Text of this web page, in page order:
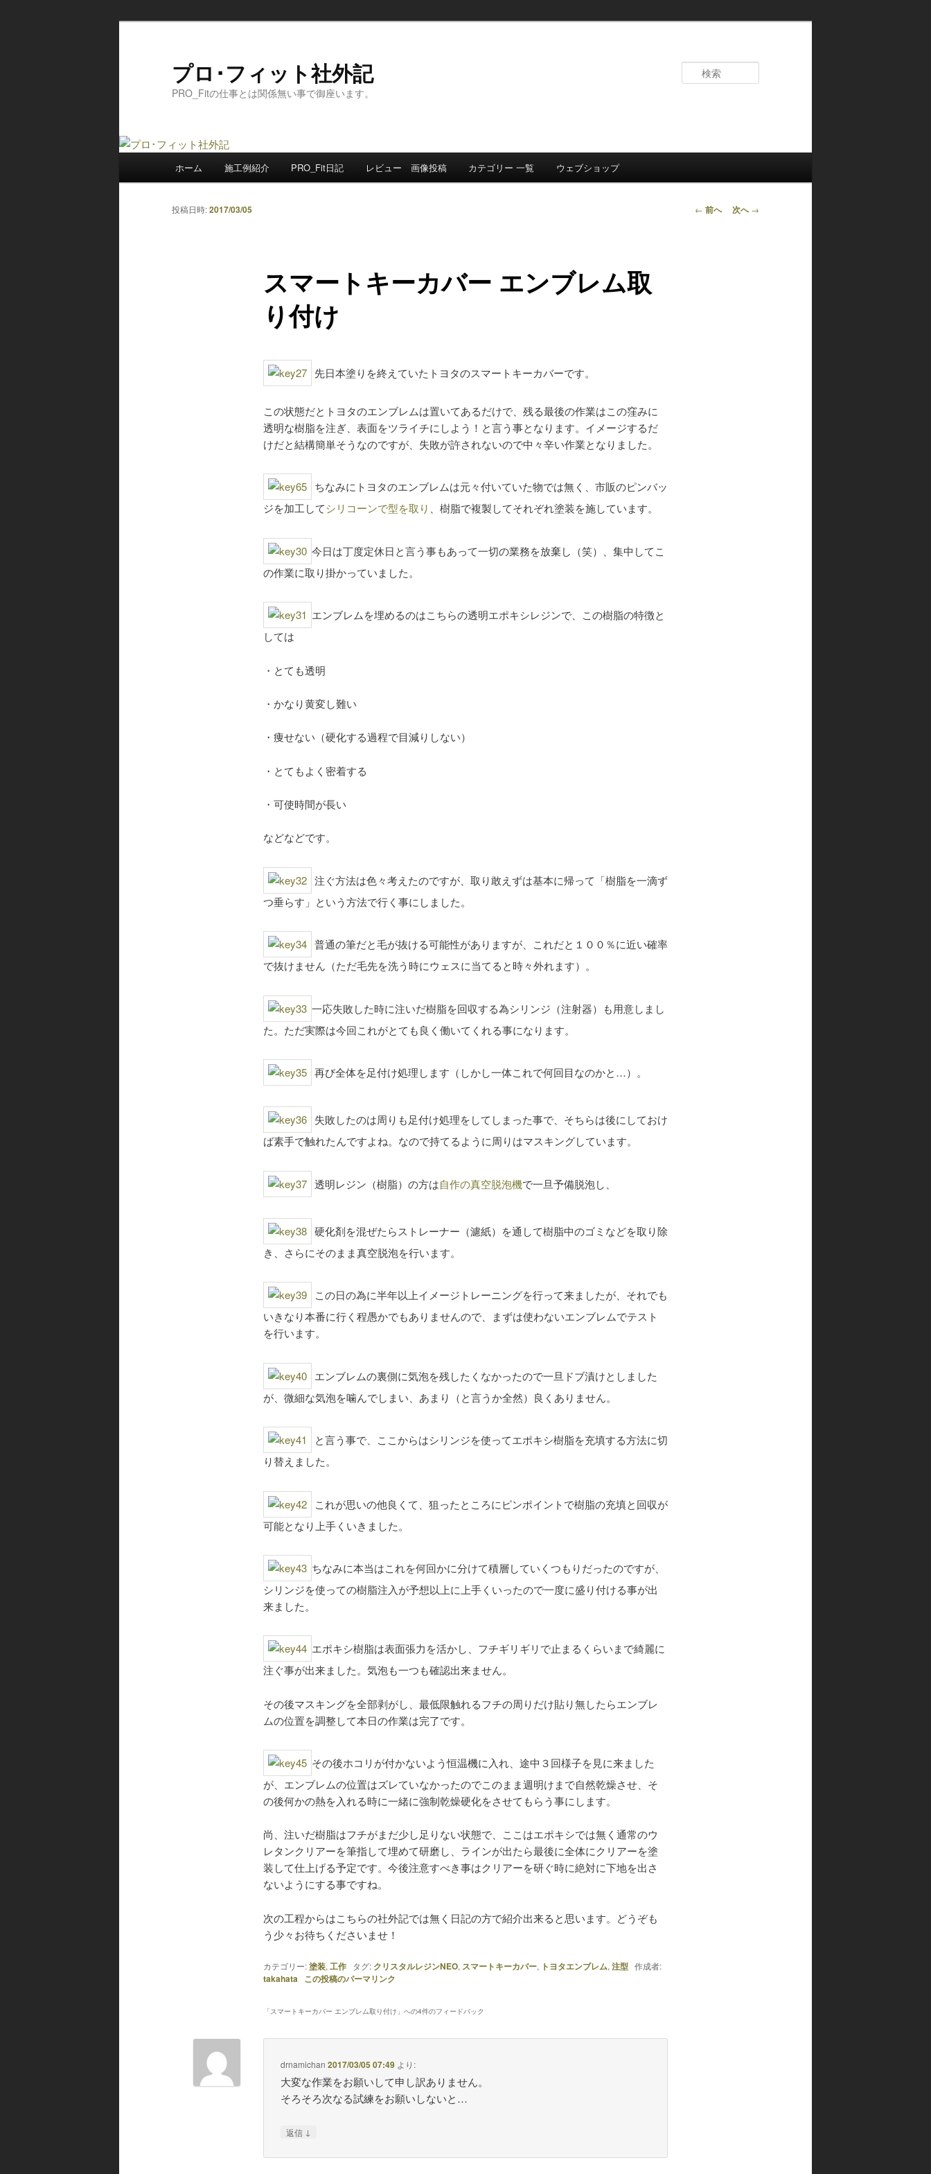
プロ･フィット社外記
PRO_Fitの仕事とは関係無い事で御座います。
ホーム 施工例紹介 PRO_Fit日記 レビュー 画像投稿 カテゴリー 一覧 ウェブショップ
投
← 前へ 次へ→
スマートキーカバー エンブレム取
り付け
投稿日時:2017/03/05
先日本塗りを終えていたトヨタのスマートキーカバーです。
この状態だとトヨタのエンブレムは置いてあるだけで、残る最後の作業はこの窪みに
透明な樹脂を注ぎ、表面をツライチにしよう！と言う事となります。イメージするだ
けだと結構簡単そうなのですが、失敗が許されないので中々辛い作業となりました。
ちなみにトヨタのエンブレムは元々付いていた物では無く、市販のピンバッ
ジを加工してシリコーンで型を取り 、樹脂で複製してそれぞれ塗装を施しています。
今日は丁度定休日と言う事もあって一切の業務を放棄し（笑）、集中してこ
の作業に取り掛かっていました。
エンブレムを埋めるのはこちらの透明エポキシレジンで、この樹脂の特徴と
しては
・とても透明
・かなり黄変し難い
・痩せない（硬化する過程で目減りしない）
・とてもよく密着する
・可使時間が長い
などなどです。
注ぐ方法は色々考えたのですが、取り敢えずは基本に帰って「樹脂を一滴ず
つ垂らす」という方法で行く事にしました。
普通の筆だと毛が抜ける可能性がありますが、これだと１００％に近い確率
で抜けません（ただ毛先を洗う時にウェスに当てると時々外れます）。
一応失敗した時に注いだ樹脂を回収する為シリンジ（注射器）も用意しまし
た。ただ実際は今回これがとても良く働いてくれる事になります。
再び全体を足付け処理します（しかし一体これで何回目なのかと…）。
失敗したのは周りも足付け処理をしてしまった事で、そちらは後にしておけ
ば素手で触れたんですよね。なので持てるように周りはマスキングしています。
透明レジン（樹脂）の方は自作の真空脱泡機で一旦予備脱泡し、
硬化剤を混ぜたらストレーナー（濾紙）を通して樹脂中のゴミなどを取り除
き、さらにそのまま真空脱泡を行います。
この日の為に半年以上イメージトレーニングを行って来ましたが、それでも
いきなり本番に行く程愚かでもありませんので、まずは使わないエンブレムでテスト
を行います。
エンブレムの裏側に気泡を残したくなかったので一旦ドブ漬けとしました
が、微細な気泡を噛んでしまい、あまり（と言うか全然）良くありません。
と言う事で、ここからはシリンジを使ってエポキシ樹脂を充填する方法に切
り替えました。
これが思いの他良くて、狙ったところにピンポイントで樹脂の充填と回収が
可能となり上手くいきました。
ちなみに本当はこれを何回かに分けて積層していくつもりだったのですが、
シリンジを使っての樹脂注入が予想以上に上手くいったので一度に盛り付ける事が出
来ました。
エポキシ樹脂は表面張力を活かし、フチギリギリで止まるくらいまで綺麗に
注ぐ事が出来ました。気泡も一つも確認出来ません。
その後マスキングを全部剥がし、最低限触れるフチの周りだけ貼り無したらエンブレ
ムの位置を調整して本日の作業は完了です。
その後ホコリが付かないよう恒温機に入れ、途中３回様子を見に来ました
が、エンブレムの位置はズレていなかったのでこのまま週明けまで自然乾燥させ、そ
の後何かの熱を入れる時に一緒に強制乾燥硬化をさせてもらう事にします。
尚、注いだ樹脂はフチがまだ少し足りない状態で、ここはエポキシでは無く通常のウ
レタンクリアーを筆指して埋めて研磨し、ラインが出たら最後に全体にクリアーを塗
装して仕上げる予定です。今後注意すべき事はクリアーを研ぐ時に絶対に下地を出さ
ないようにする事ですね。
次の工程からはこちらの社外記では無く日記の方で紹介出来ると思います。どうぞも
う少々お待ちくださいませ！
カテゴリー:塗装, 工作タグ: クリスタルレジンNEO, スマートキーカバー, トヨタエンブレム, 注型作成者:
takahata この投稿のパーマリンク
「スマートキーカバー エンブレム取り付け 」への4件のフィードバック
drnamichan 2017/03/05 07:49 より:
大変な作業をお願いして申し訳ありません。
そろそろ次なる試練をお願いしないと…
返信 ↓